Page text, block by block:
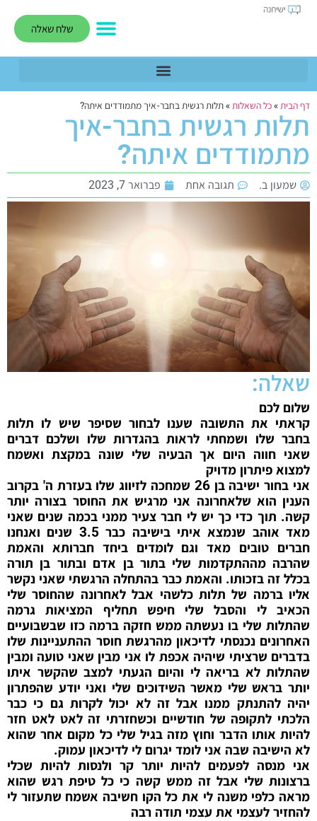
שלח שאלה
דף הבית»כל השאלות»תלות רגשית בחבר-איך מתמודדים איתה?
תלות רגשית בחבר-איך
מתמודדים איתה?
שמעון ב. תגובה אחת פברואר 7, 2023
שאלה:
שלום לכם
קראתי את התשובה שענו לבחור שסיפר שיש לו תלות
בחבר שלו ושמחתי לראות בהגדרות שלו ושלכם דברים
שאני חווה היום אך הבעיה שלי שונה במקצת ואשמח
למצוא פיתרון מדויק
אני בחור ישיבה בן 26 שמחכה לזיווג שלו בעזרת ה' בקרוב
הענין הוא שלאחרונה אני מרגיש את החוסר בצורה יותר
קשה. תוך כדי כך יש לי חבר צעיר ממני בכמה שנים שאני
מאד אוהב שנמצא איתי בישיבה כבר 3.5 שנים ואנחנו
חברים טובים מאד וגם לומדים ביחד חברותא והאמת
שהרבה מההתקדמות שלי בתור בן אדם ובתור בן תורה
בכלל זה בזכותו. והאמת כבר בהתחלה הרגשתי שאני נקשר
אליו ברמה של תלות כלשהי אבל לאחרונה שהחוסר שלי
הכאיב לי והסבל שלי חיפש תחליף המציאות גרמה
שהתלות שלי בו נעשתה ממש חזקה ברמה כזו שבשבועיים
האחרונים נכנסתי לדיכאון מהרגשת חוסר ההתעניינות שלו
בדברים שרציתי שיהיה אכפת לו אני מבין שאני טועה ומבין
שהתלות לא בריאה לי והיום הגעתי למצב שהקשר איתו
יותר בראש שלי מאשר השידוכים שלי ואני יודע שהפתרון
יהיה להתנתק ממנו אבל זה לא יכול לקרות גם כי כבר
הלכתי לתקופה של חודשיים וכשחזרתי זה לאט לאט חזר
להיות אותו הדבר וחוץ מזה בגיל שלי כל מקום אחר שהוא
לא הישיבה שבה אני לומד יגרום לי לדיכאון עמוק.
אני מנסה לפעמים להיות יותר קר ולנסות להיות שכלי
ברצונות שלי אבל זה ממש קשה כי כל טיפת רגש שהוא
מראה כלפי משנה לי את כל הקו חשיבה אשמח שתעזור לי
להחזיר לעצמי את עצמי תודה רבה